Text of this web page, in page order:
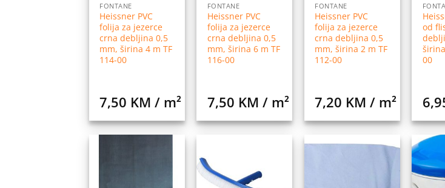
FONTANE
Heissner PVC
folija za jezerce
crna debljina 0,5
mm, širina 4 m TF
114-00
7,50 KM / m²
FONTANE
Heissner PVC
folija za jezerce
crna debljina 0,5
mm, širina 6 m TF
116-00
7,50 KM / m²
FONTANE
Heissner PVC
folija za jezerce
crna debljina 0,5
mm, širina 2 m TF
112-00
7,20 KM / m²
od
00